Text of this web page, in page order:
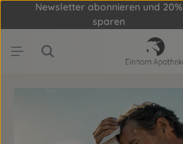
Zum Hauptinhalt springen
Newsletter abonnieren und 20%
sparen